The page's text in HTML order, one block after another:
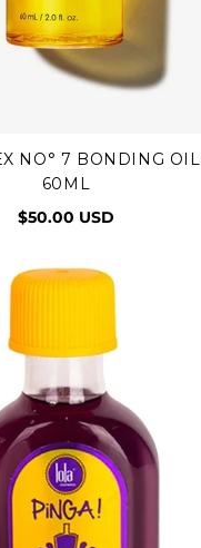
al carrito
NO° 7 BONDING OIL
60ML
$50.00 USD